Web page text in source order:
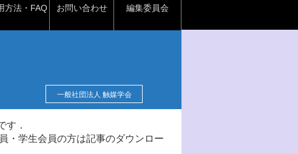
方法・FAQ お問い合わせ 編集委員会
一般社団法人 触媒学会
す．
・学生会員の方は記事のダウンロー